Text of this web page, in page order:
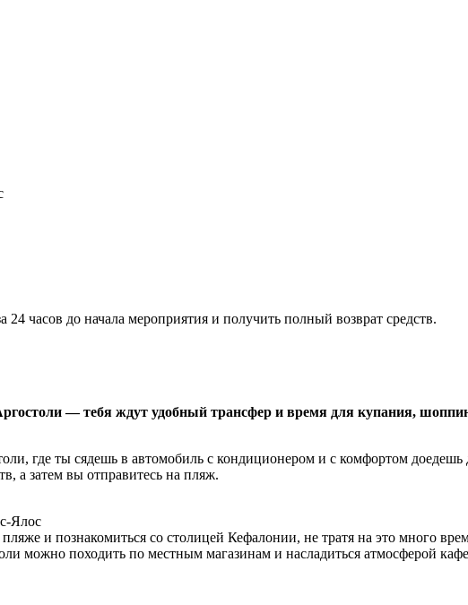
часов до начала мероприятия и получить полный возврат средств.
— тебя ждут удобный трансфер и время для купания,
где ты сядешь в автомобиль с кондиционером и с комфортом
а затем вы отправитесь на пляж.
Ялос
пляже и познакомиться со столицей Кефалонии, не тратя на это много
можно походить по местным магазинам и насладиться атмосферой